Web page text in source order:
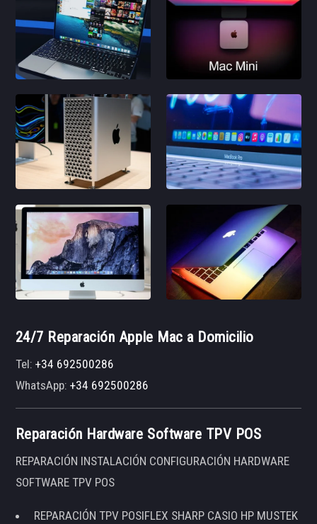
24/7 Reparación Apple Mac a Domicilio
Tel:+34 692500286
WhatsApp:+34 692500286
Reparación Hardware Software TPV POS
REPARACIÓN INSTALACIÓN CONFIGURACIÓN HARDWARE
SOFTWARE TPV POS
REPARACIÓN TPV POSIFLEX SHARP CASIO HP MUSTEK